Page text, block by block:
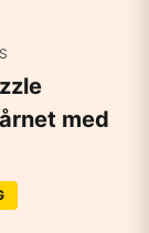
med